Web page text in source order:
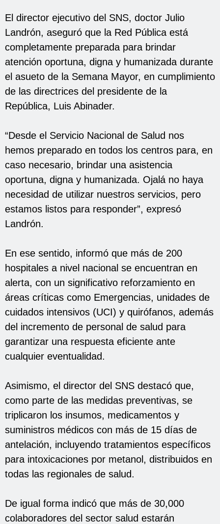
El director ejecutivo del SNS, doctor Julio
Landrón, aseguró que la Red Pública está
completamente preparada para brindar
atención oportuna, digna y humanizada durante
el asueto de la Semana Mayor, en cumplimiento
de las directrices del presidente de la
República, Luis Abinader.
“Desde el Servicio Nacional de Salud nos
hemos preparado en todos los centros para, en
caso necesario, brindar una asistencia
oportuna, digna y humanizada. Ojalá no haya
necesidad de utilizar nuestros servicios, pero
estamos listos para responder”, expresó
Landrón.
En ese sentido, informó que más de 200
hospitales a nivel nacional se encuentran en
alerta, con un significativo reforzamiento en
áreas críticas como Emergencias, unidades de
cuidados intensivos (UCI) y quirófanos, además
del incremento de personal de salud para
garantizar una respuesta eficiente ante
cualquier eventualidad.
Asimismo, el director del SNS destacó que,
como parte de las medidas preventivas, se
triplicaron los insumos, medicamentos y
suministros médicos con más de 15 días de
antelación, incluyendo tratamientos específicos
para intoxicaciones por metanol, distribuidos en
todas las regionales de salud.
De igual forma indicó que más de 30,000
colaboradores del sector salud estarán